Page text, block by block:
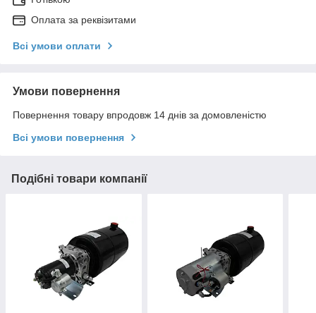
Оплата за реквізитами
Всі умови оплати
Умови повернення
Повернення товару впродовж 14 днів за домовленістю
Всі умови повернення
Подібні товари компанії